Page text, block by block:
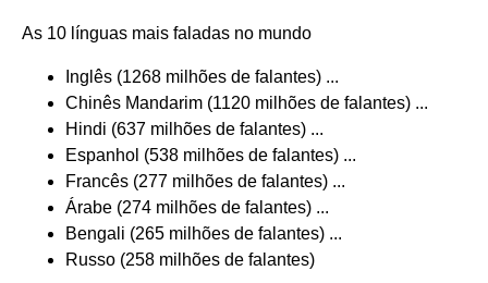
As 10 línguas mais faladas no mundo
Inglês (1268 milhões de falantes) ...
Chinês Mandarim (1120 milhões de falantes) ...
Hindi (637 milhões de falantes) ...
Espanhol (538 milhões de falantes) ...
Francês (277 milhões de falantes) ...
Árabe (274 milhões de falantes) ...
Bengali (265 milhões de falantes) ...
Russo (258 milhões de falantes)